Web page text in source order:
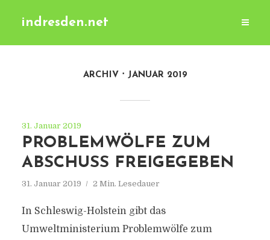
indresden.net
ARCHIV JANUAR 2019
31. Januar 2019
PROBLEMWÖLFE ZUM
ABSCHUSS FREIGEGEBEN
31. Januar 2019 2 Min. Lesedauer
In Schleswig-Holstein gibt das
Umweltministerium Problemwölfe zum